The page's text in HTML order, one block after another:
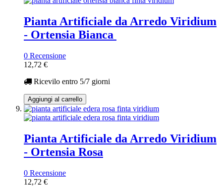
Pianta Artificiale da Arredo Viridium
- Ortensia Bianca
0 Recensione
12,72 €
Ricevilo entro 5/7 giorni
Aggiungi al carrello
Pianta Artificiale da Arredo Viridium
- Ortensia Rosa
0 Recensione
12,72 €